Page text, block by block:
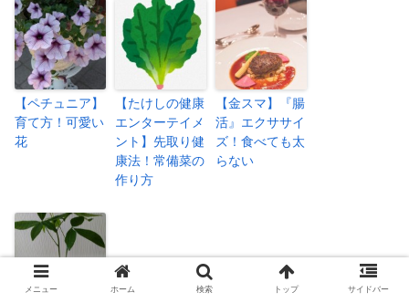
【ペチュニア】
育て方！可愛い
花
【たけしの健康
エンターテイメ
ント】先取り健
康法！常備菜の
作り方
【金スマ】『腸
活』エクササイ
ズ！食べても太
らない
メニュー ホーム 検索 トップ サイドバー